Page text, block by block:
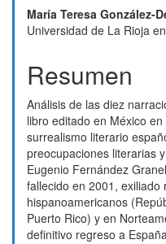
Contenido
principal
del
artículo
María Teresa González-
Universidad de La Rioja
Resumen
Análisis de las diez
libro editado en México
surrealismo literario
preocupaciones literarias
Eugenio Fernández
fallecido en 2001,
hispanoamericanos
Puerto Rico) y en
definitivo regreso a